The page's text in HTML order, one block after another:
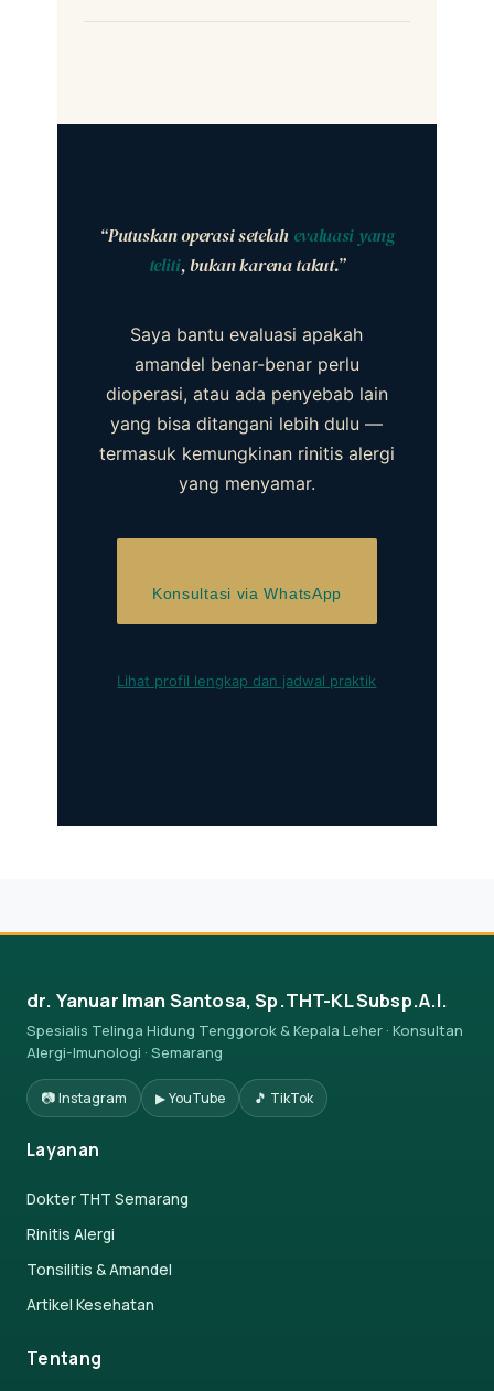
“Putuskan operasi setelah evaluasi yang
teliti, bukan karena takut.”
Saya bantu evaluasi apakah
amandel benar-benar perlu
dioperasi, atau ada penyebab lain
yang bisa ditangani lebih dulu —
termasuk kemungkinan rinitis alergi
yang menyamar.
Konsultasi via WhatsApp
Lihat profil lengkap dan jadwal praktik
dr. Yanuar Iman Santosa, Sp.THT-KL Subsp.A.I.
Spesialis Telinga Hidung Tenggorok & Kepala Leher · Konsultan
Alergi-Imunologi · Semarang
📷 Instagram ▶ YouTube 🎵 TikTok
Layanan
Dokter THT Semarang
Rinitis Alergi
Tonsilitis & Amandel
Artikel Kesehatan
Tentang